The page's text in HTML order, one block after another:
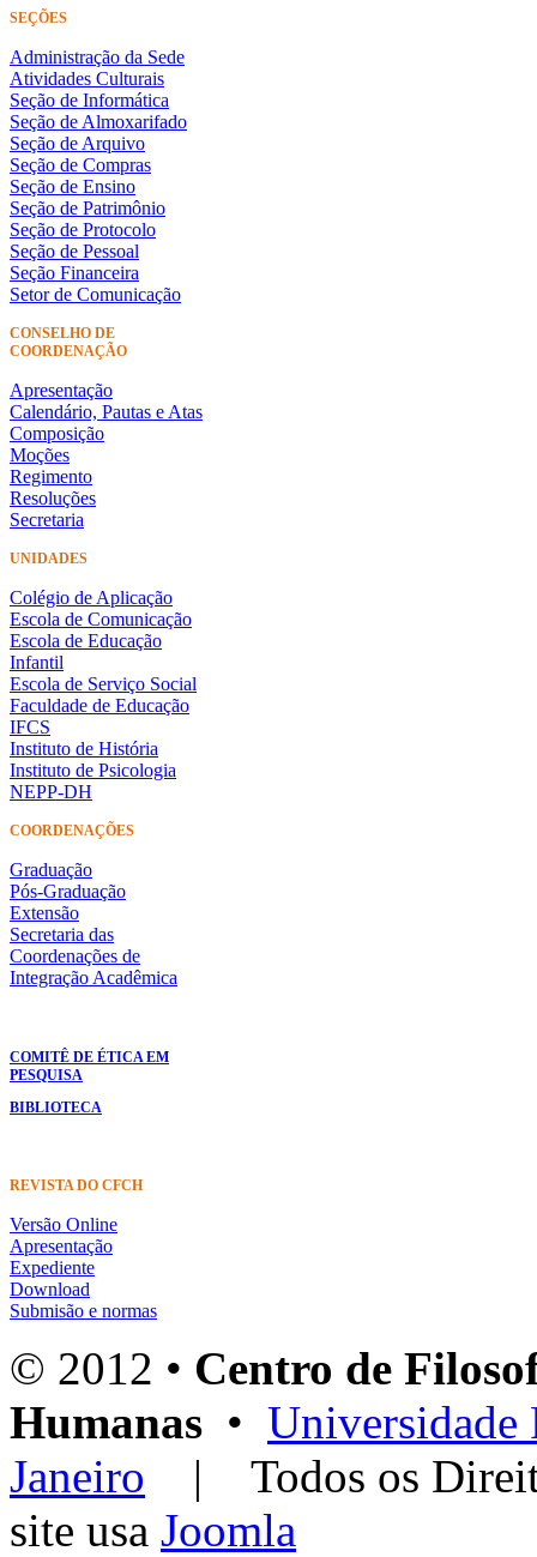
SEÇÕES
Administração da Sede
Atividades Culturais
Seção de Informática
Seção de Almoxarifado
Seção de Arquivo
Seção de Compras
Seção de Ensino
Seção de Patrimônio
Seção de Protocolo
Seção de Pessoal
Seção Financeira
Setor de Comunicação
CONSELHO DE
COORDENAÇÃO
Apresentação
Calendário, Pautas e Atas
Composição
Moções
Regimento
Resoluções
Secretaria
UNIDADES
Colégio de Aplicação
Escola de Comunicação
Escola de Educação
Infantil
Escola de Serviço Social
Faculdade de Educação
IFCS
Instituto de História
Instituto de Psicologia
NEPP-DH
COORDENAÇÕES
Graduação
Pós-Graduação
Extensão
Secretaria das
Coordenações de
Integração Acadêmica
COMITÊ DE ÉTICA EM
PESQUISA
BIBLIOTECA
REVISTA DO CFCH
Versão Online
Apresentação
Expediente
Download
Submisão e normas
© 2012 • Centro de
Humanas • Universidade
Janeiro | Todos os
site usa Joomla